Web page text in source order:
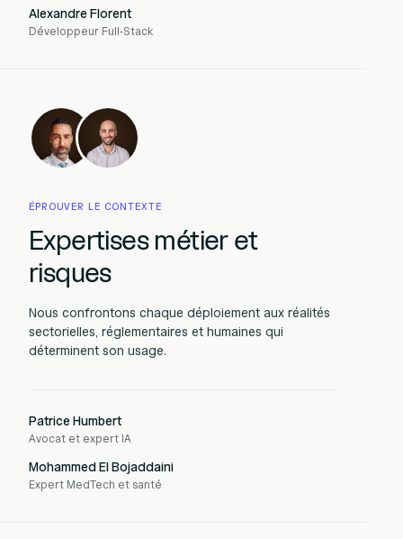
Alexandre Florent
Développeur Full-Stack
ÉPROUVER LE CONTEXTE
Expertises métier et
risques
Nous confrontons chaque déploiement aux réalités
sectorielles, réglementaires et humaines qui
déterminent son usage.
Patrice Humbert
Avocat et expert IA
Mohammed El Bojaddaini
Expert MedTech et santé